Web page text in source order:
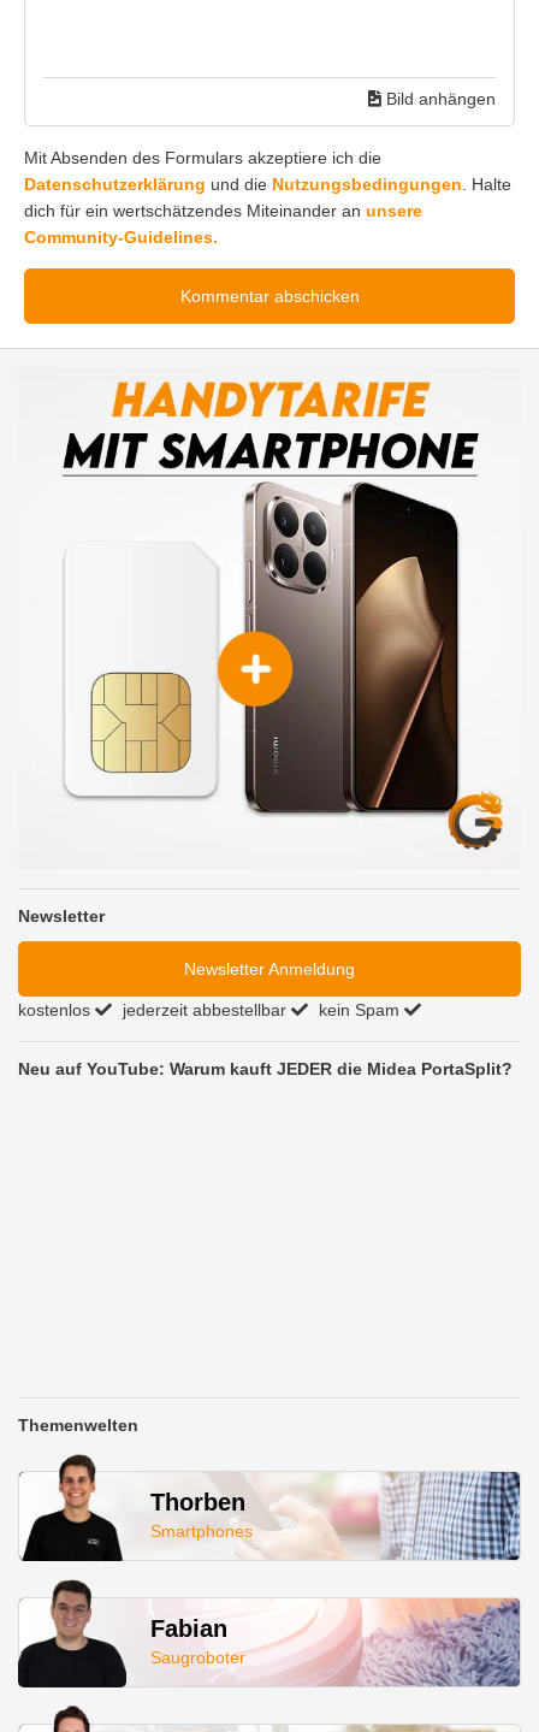
Bild anhängen
Mit Absenden des Formulars akzeptiere ich die
Datenschutzerklärung und die Nutzungsbedingungen . Halte
dich für ein wertschätzendes Miteinander an unsere
Community-Guidelines.
Newsletter
Newsletter Anmeldung
kostenlos jederzeit abbestellbar kein Spam
Neu auf YouTube: Warum kauft JEDER die Midea PortaSplit?
Themenwelten
Thorben
Smartphones
Fabian
Saugroboter